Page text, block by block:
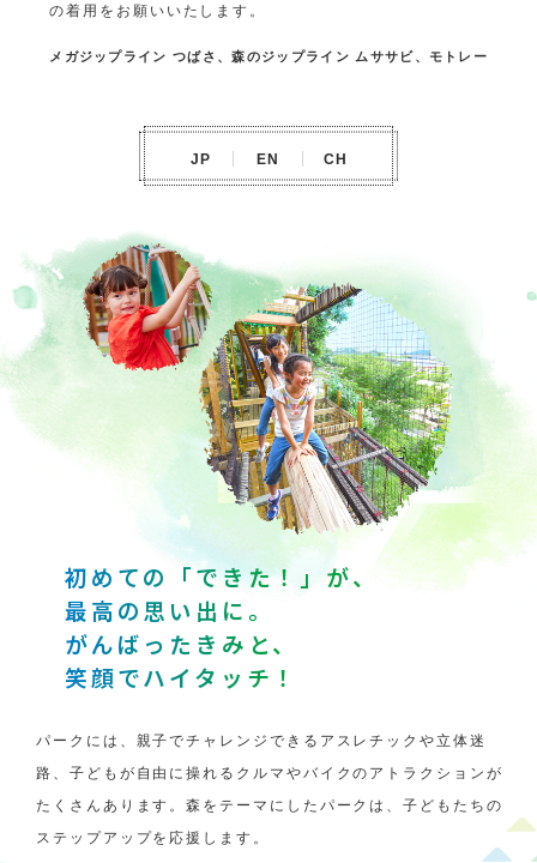
の着用をお願いいたします。
メガジップライン つばさ、森のジップライン ムササビ、モトレー
KONOMI、レーシングカート、チャレンジカート
各アトラクション入口にてPayPay決済のご利用が可能に
なりました。
オススメ 2025.2.3
年間パスポートのお知らせ
2023.8.2
バースデーパスポートのお知らせ
オススメ 2023.3.13
「モビリティリゾートもてぎパークだより」登録でお得な
情報をゲット！
JP EN CH
初めての「できた！」が、
最高の思い出に。
がんばったきみと、
笑顔でハイタッチ！
パークには、親子でチャレンジできるアスレチックや立体迷
路、子どもが自由に操れるクルマやバイクのアトラクションが
たくさんあります。森をテーマにしたパークは、子どもたちの
ステップアップを応援します。